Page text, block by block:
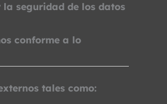
seguridad de los datos
conforme a lo
tales como: